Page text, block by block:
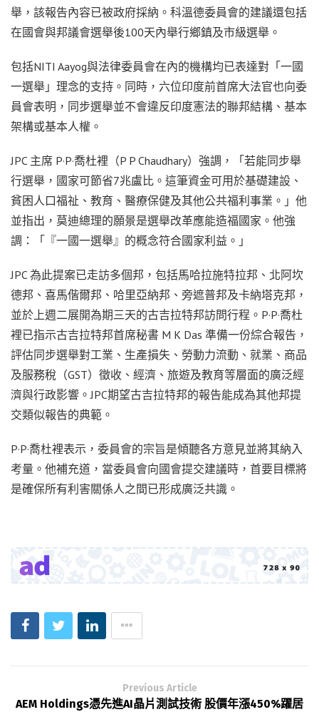
舉，該報告內容已被政府採納。科溫德委員會的建議還包括
在國會與邦議會選舉後100天內舉行鄉鎮及市級選舉。
包括NITI Aayog與法律委員會在內的機構均已表達對「一國
一選舉」理念的支持。同時，六位印度前首席大法官也向委
員會表明，同步選舉並不會違反印度憲法的聯邦結構、基本
架構或基本人權。
JPC 主席 P·P·喬杜裡（P P Chaudhary）強調，「若能同步舉
行選舉，國家可節省7兆盧比。這筆資金可用於基礎建設、
貧困人口福祉、教育、醫療保健及其他公共福利事業。」他
並指出，莫迪總理的願景是選舉改革應能造福國家。他強
調：「『一國一選舉』的概念符合國家利益。」
JPC 為此提案已走訪多個邦，包括馬哈拉施特拉邦、北阿坎
德邦、喜馬偕爾邦、哈里亞納邦、旁遮普邦及卡納塔克邦，
並於上週二展開為期三天的古吉拉特邦訪問行程。P·P·喬杜
裡已指示古吉拉特邦首席秘書 M K Das 準備一份綜合報告，
評估同步選舉對工業、生產損失、勞動力流動、就業、商品
及服務稅（GST）徵收、經濟、旅遊及教育等層面的廣泛經
濟與行政影響。JPC期望古吉拉特邦的報告能成為其他邦提
交類似報告的典範。
P·P·喬杜裡表示，委員會的宗旨是傾聽各方意見並將其納入
考量。他補充道，當委員會向國會提交建議時，首要目標將
是確保所有利害關係人之間已形成廣泛共識。
Previous Article
AEM Holdings憑先進AI晶片測試技術 股價年漲450%躍居